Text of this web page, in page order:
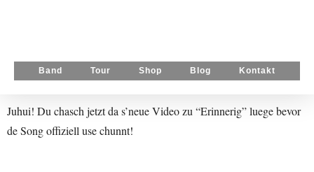
Band Tour Shop Blog Kontakt
Juhui! Du chasch jetzt da s’neue Video zu “Erinnerig” luege bevor
de Song offiziell use chunnt!